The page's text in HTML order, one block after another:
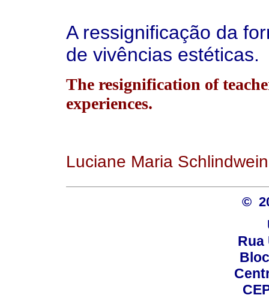
A ressignificação da
de vivências estéticas.
The resignification of
experiences.
Luciane Maria
©
Rua